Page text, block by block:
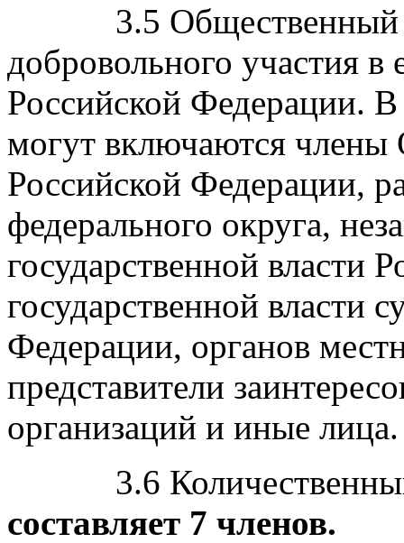
3.5 Общественный
добровольного участия в
Российской Федерации. В
могут включаются члены
Российской Федерации,
федерального округа,
государственной власти
государственной власти
Федерации, органов
представители
организаций и иные лица.
3.6 Количественный
составляет 7 членов.